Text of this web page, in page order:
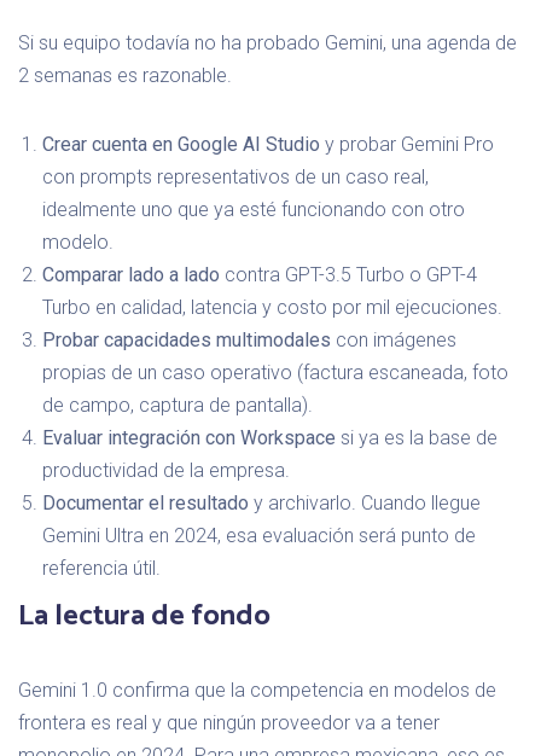
Si su equipo todavía no ha probado Gemini, una agenda de
2 semanas es razonable.
Crear cuenta en Google AI Studio y probar Gemini Pro
con prompts representativos de un caso real,
idealmente uno que ya esté funcionando con otro
modelo.
Comparar lado a lado contra GPT-3.5 Turbo o GPT-4
Turbo en calidad, latencia y costo por mil ejecuciones.
Probar capacidades multimodales con imágenes
propias de un caso operativo (factura escaneada, foto
de campo, captura de pantalla).
Evaluar integración con Workspace si ya es la base de
productividad de la empresa.
Documentar el resultado y archivarlo. Cuando llegue
Gemini Ultra en 2024, esa evaluación será punto de
referencia útil.
La lectura de fondo
Gemini 1.0 confirma que la competencia en modelos de
frontera es real y que ningún proveedor va a tener